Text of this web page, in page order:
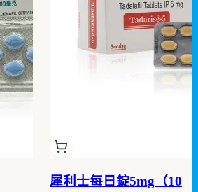
犀利士每日錠5mg（10